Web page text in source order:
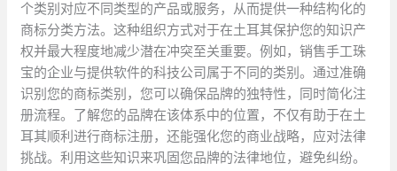
个类别对应不同类型的产品或服务，从而提供一种结构化的
商标分类方法。这种组织方式对于在土耳其保护您的知识产
权并最大程度地减少潜在冲突至关重要。例如，销售手工珠
宝的企业与提供软件的科技公司属于不同的类别。通过准确
识别您的商标类别，您可以确保品牌的独特性，同时简化注
册流程。了解您的品牌在该体系中的位置，不仅有助于在土
耳其顺利进行商标注册，还能强化您的商业战略，应对法律
挑战。利用这些知识来巩固您品牌的法律地位，避免纠纷。